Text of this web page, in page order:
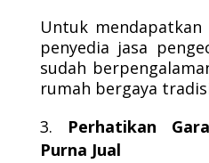
Untuk
penyedia jasa
sudah
rumah bergaya
Perhatikan
Purna Jual